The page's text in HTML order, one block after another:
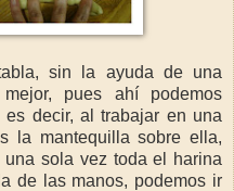
sin la ayuda de una
pues ahí podemos
decir, al trabajar en una
la mantequilla sobre ella,
sola vez toda el harina
de las manos, podemos ir